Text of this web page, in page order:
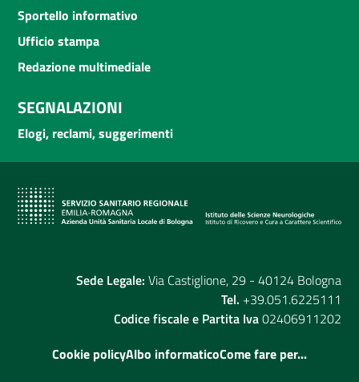
Sportello informativo
Ufficio stampa
Redazione multimediale
SEGNALAZIONI
Elogi, reclami, suggerimenti
Sede Legale: Via Castiglione, 29 - 40124 Bologna
Tel. +39.051.6225111
Codice fiscale e Partita Iva02406911202
Cookie policyAlbo informaticoCome fare per...